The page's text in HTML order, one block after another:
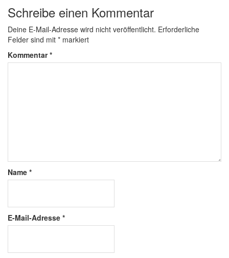
Schreibe einen Kommentar
Deine E-Mail-Adresse wird nicht veröffentlicht. Erforderliche
Felder sind mit * markiert
Kommentar*
Name *
E-Mail-Adresse *